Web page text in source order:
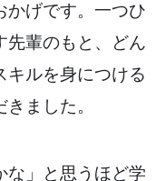
かげです。一つひ
先輩のもと、どん
キルを身につける
ました。
な」と思うほど学